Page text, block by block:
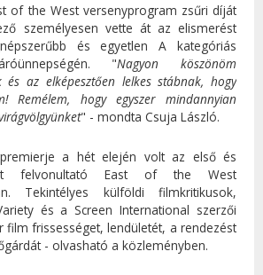
of the West versenyprogram zsűri díját
személyesen vette át az elismerést
és egyetlen A kategóriás
"Nagyon köszönöm
és az elképesztően lelkes stábnak, hogy
Remélem, hogy egyszer mindannyian
" - mondta Csuja László.
a hét elején volt az első és
felvonultató East of the West
Tekintélyes külföldi filmkritikusok,
és a Screen International szerzői
film frissességet, lendületét, a rendezést
- olvasható a közleményben.